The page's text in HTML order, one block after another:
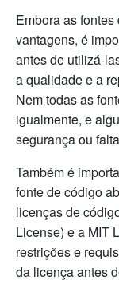
Embora as
vantagens, é
antes de utilizá-
a qualidade e a
Nem todas as
igualmente, e
segurança ou
Também é
fonte de código
licenças de
License) e a MIT
restrições e
da licença antes